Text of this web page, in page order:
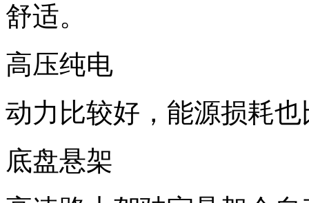
舒适。
高压纯电
动力比较好，能源损耗
底盘悬架